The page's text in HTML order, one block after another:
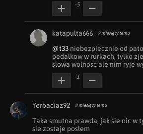
-5
katapulta666 9 miesięcy temu
@t33 niebezpiecznie od
pedalkow w rurkach, tylko
slowa wolnosc ale nim ryje
-1
Yerbaciaz92 9 miesięcy temu
Taka smutna prawda, jak sie nic w
sie zostaje posłem